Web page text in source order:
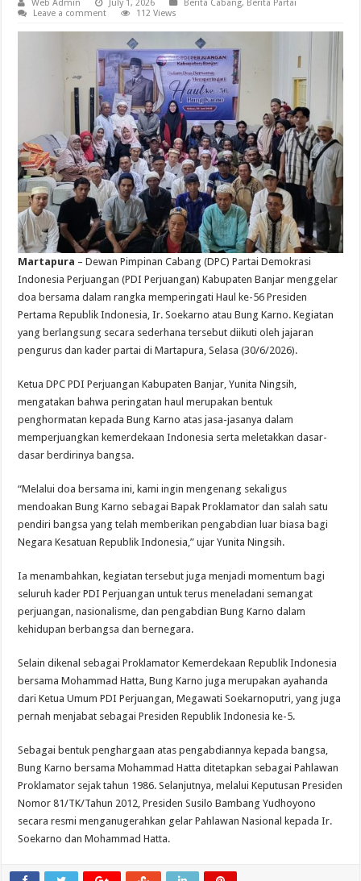
Web Admin July 1, 2026 Berita Cabang, Berita Partai
Leave a comment
112 Views
Martapura – Dewan Pimpinan Cabang (DPC) Partai Demokrasi
Indonesia Perjuangan (PDI Perjuangan) Kabupaten Banjar menggelar
doa bersama dalam rangka memperingati Haul ke-56 Presiden
Pertama Republik Indonesia, Ir. Soekarno atau Bung Karno. Kegiatan
yang berlangsung secara sederhana tersebut diikuti oleh jajaran
pengurus dan kader partai di Martapura, Selasa (30/6/2026).
Ketua DPC PDI Perjuangan Kabupaten Banjar, Yunita Ningsih,
mengatakan bahwa peringatan haul merupakan bentuk
penghormatan kepada Bung Karno atas jasa-jasanya dalam
memperjuangkan kemerdekaan Indonesia serta meletakkan dasar-
dasar berdirinya bangsa.
“Melalui doa bersama ini, kami ingin mengenang sekaligus
mendoakan Bung Karno sebagai Bapak Proklamator dan salah satu
pendiri bangsa yang telah memberikan pengabdian luar biasa bagi
Negara Kesatuan Republik Indonesia,” ujar Yunita Ningsih.
Ia menambahkan, kegiatan tersebut juga menjadi momentum bagi
seluruh kader PDI Perjuangan untuk terus meneladani semangat
perjuangan, nasionalisme, dan pengabdian Bung Karno dalam
kehidupan berbangsa dan bernegara.
Selain dikenal sebagai Proklamator Kemerdekaan Republik Indonesia
bersama Mohammad Hatta, Bung Karno juga merupakan ayahanda
dari Ketua Umum PDI Perjuangan, Megawati Soekarnoputri, yang juga
pernah menjabat sebagai Presiden Republik Indonesia ke-5.
Sebagai bentuk penghargaan atas pengabdiannya kepada bangsa,
Bung Karno bersama Mohammad Hatta ditetapkan sebagai Pahlawan
Proklamator sejak tahun 1986. Selanjutnya, melalui Keputusan Presiden
Nomor 81/TK/Tahun 2012, Presiden Susilo Bambang Yudhoyono
secara resmi menganugerahkan gelar Pahlawan Nasional kepada Ir.
Soekarno dan Mohammad Hatta.